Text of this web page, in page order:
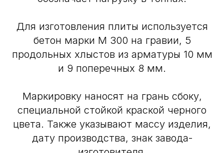
Для изготовления плиты используется
бетон марки М 300 на гравии, 5
продольных хлыстов из арматуры 10 мм
и 9 поперечных 8 мм.
Маркировку наносят на грань сбоку,
специальной стойкой краской черного
цвета. Также указывают массу изделия,
дату производства, знак завода-